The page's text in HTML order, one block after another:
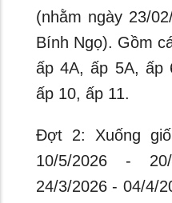
(nhằm ngày 23/
Bính Ngọ). Gồm
ấp 4A, ấp 5A, ấp
ấp 10, ấp 11.
Đợt 2: Xuống
10/5/2026 -
24/3/2026 - 04/4/